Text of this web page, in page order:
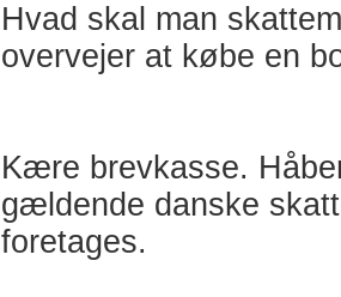
Hvad skal man
overvejer at købe en
Kære brevkasse.
gældende danske
foretages.